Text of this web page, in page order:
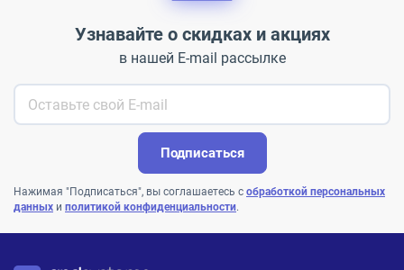
Узнавайте о скидках и акциях
в нашей E-mail рассылке
Подписаться
Нажимая "Подписаться", вы соглашаетесь с обработкой персональных
данных и политикой конфиденциальности.